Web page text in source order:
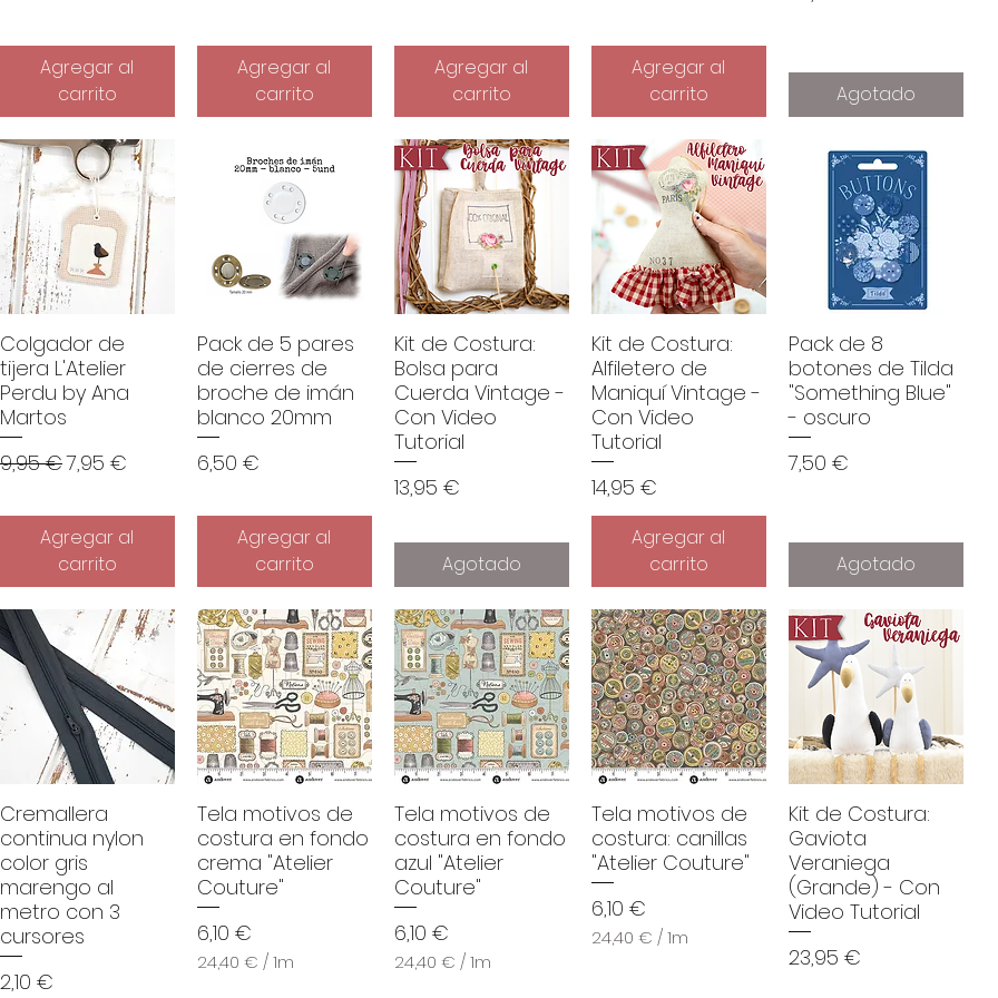
Agregar al
carrito
Agregar al
carrito
Agregar al
carrito
Agregar al
carrito
Agotado
Colgador de
tijera L'Atelier
Perdu by Ana
Martos
Precio
9,95 €Precio de oferta
7,95 €
Agregar al
carrito
Pack de 5 pares
de cierres de
broche de imán
blanco 20mm
Precio
6,50 €
Agregar al
carrito
Kit de Costura:
Bolsa para
Cuerda Vintage -
Con Video
Tutorial
Precio
13,95 €
Agotado
Kit de Costura:
Alfiletero de
Maniquí Vintage -
Con Video
Tutorial
Precio
14,95 €
Agregar al
carrito
Pack de 8
botones de Tilda
"Something Blue"
- oscuro
Precio
7,50 €
Agotado
Cremallera
continua nylon
color gris
marengo al
metro con 3
cursores
Precio
2,10 €
Tela motivos de
costura en fondo
crema "Atelier
Couture"
Precio
6,10 €
24,40 € /1m
Tela motivos de
costura en fondo
azul "Atelier
Couture"
Precio
6,10 €
24,40 € /1m
Tela motivos de
costura: canillas
"Atelier Couture"
Precio
6,10 €
24,40 € /1m
Kit de Costura:
Gaviota
Veraniega
(Grande) - Con
Video Tutorial
Precio
23,95 €